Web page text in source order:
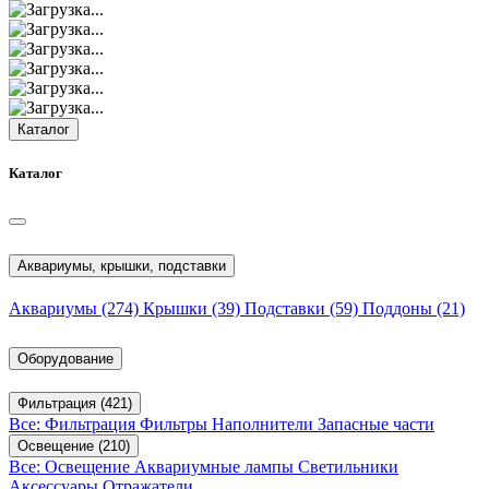
Каталог
Каталог
Аквариумы, крышки, подставки
Аквариумы (274) Крышки (39) Подставки (59) Поддоны (21)
Оборудование
Фильтрация (421)
Все: Фильтрация Фильтры Наполнители Запасные части
Освещение (210)
Все: Освещение Аквариумные лампы Светильники